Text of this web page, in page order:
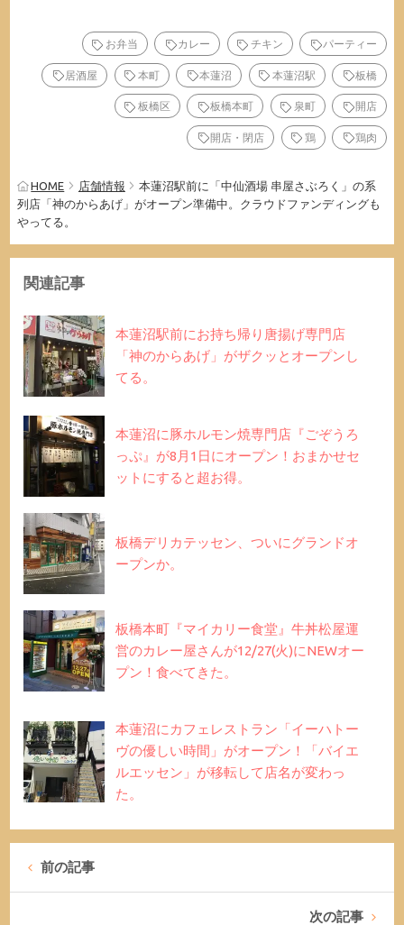
お弁当 カレー チキン パーティー
居酒屋 本町 本蓮沼 本蓮沼駅 板橋
板橋区 板橋本町 泉町 開店
開店・閉店 鶏 鶏肉
HOME 店舗情報
本蓮沼駅前に「中仙酒場 串屋さぶろく」の系
列店「神のからあげ」がオープン準備中。クラウドファンディングも
やってる。
関連記事
本蓮沼駅前にお持ち帰り唐揚げ専門店
「神のからあげ」がザクッとオープンし
てる。
本蓮沼に豚ホルモン焼専門店『ごぞうろ
っぷ』が8月1日にオープン！おまかせセ
ットにすると超お得。
板橋デリカテッセン、ついにグランドオ
ープンか。
板橋本町『マイカリー食堂』牛丼松屋運
営のカレー屋さんが12/27(火)にNEWオー
プン！食べてきた。
本蓮沼にカフェレストラン「イーハトー
ヴの優しい時間」がオープン！「バイエ
ルエッセン」が移転して店名が変わっ
た。
前の記事
次の記事